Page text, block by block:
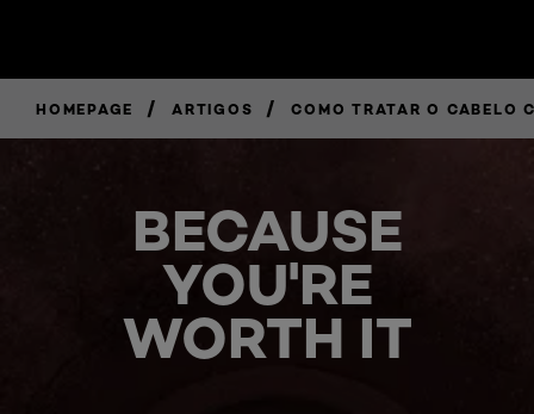
HOMEPAGE / ARTIGOS / COMO TRATAR O CABELO
BECAUSE
YOU'RE
WORTH IT